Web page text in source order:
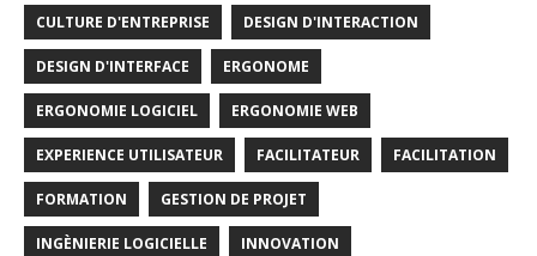
CULTURE D'ENTREPRISE DESIGN D'INTERACTION
DESIGN D'INTERFACE ERGONOME
ERGONOMIE LOGICIEL ERGONOMIE WEB
EXPERIENCE UTILISATEUR FACILITATEUR FACILITATION
FORMATION GESTION DE PROJET
INGÈNIERIE LOGICIELLE INNOVATION